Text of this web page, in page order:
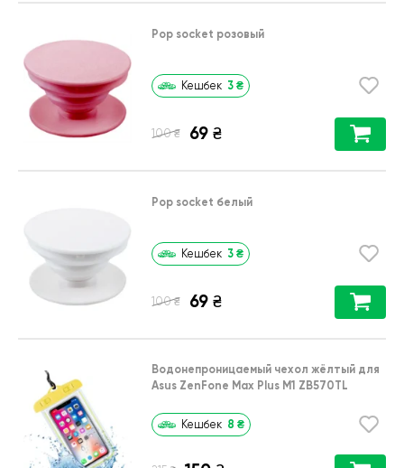
Pop socket розовый
Кешбек 3 ₴
100 ₴ 69 ₴
Pop socket белый
Кешбек 3 ₴
100 ₴ 69 ₴
Водонепроницаемый чехол жёлтый для
Asus ZenFone Max Plus M1 ZB570TL
Кешбек 8 ₴